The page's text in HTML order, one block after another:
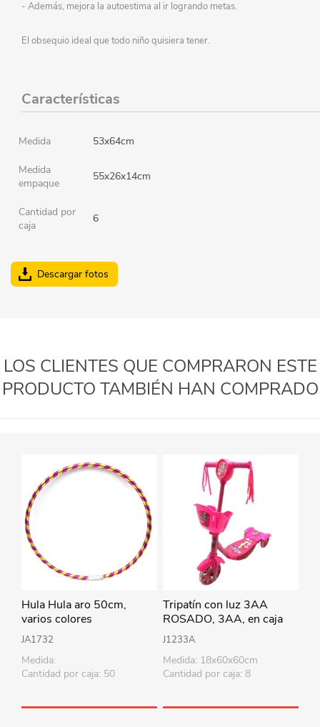
- Además, mejora la autoestima al ir logrando metas.
El obsequio ideal que todo niño quisiera tener.
Características
Medida 53x64cm
Medida
empaque
55x26x14cm
Cantidad por
caja
6
Descargar fotos
LOS CLIENTES QUE COMPRARON ESTE
PRODUCTO TAMBIÉN HAN COMPRADO
Hula Hula aro 50cm,
varios colores
JA1732
Medida:
Cantidad por caja: 50
Tripatín con luz 3AA
ROSADO, 3AA, en caja
J1233A
Medida: 18x60x60cm
Cantidad por caja: 8